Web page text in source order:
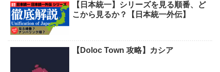
【日本統一】シリーズを見る順番、ど
こから見るか？【日本統一外伝】
【Doloc Town 攻略】カシア